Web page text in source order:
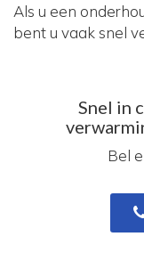
Als u een
bent u vaak snel
Snel in
Bel